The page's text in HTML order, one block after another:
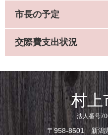
市長の予定
交際費支出状況
村上
法人番号
〒958-8501 新潟